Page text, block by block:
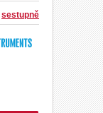
sestupně